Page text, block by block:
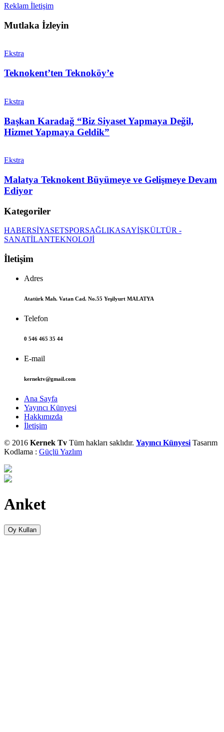
Reklam İletişim
Mutlaka İzleyin
Ekstra
Teknokent’ten Teknoköy’e
Ekstra
Başkan Karadağ “Biz Siyaset Yapmaya Değil,
Hizmet Yapmaya Geldik”
Ekstra
Malatya Teknokent Büyümeye ve Gelişmeye Devam
Ediyor
Kategoriler
HABERSİYASETSPORSAĞLIKASAYİŞKÜLTÜR -
SANATİLANTEKNOLOJİ
İletişim
Adres
Atatürk Mah. Vatan Cad. No.55 Yeşilyurt MALATYA
Telefon
0 546 465 35 44
E-mail
kernektv@gmail.com
Ana Sayfa
Yayıncı Künyesi
Hakkımızda
İletişim
© 2016 Kernek Tv Tüm hakları saklıdır. Yayıncı Künyesi Tasarım
Kodlama : Güçlü Yazlım
Anket